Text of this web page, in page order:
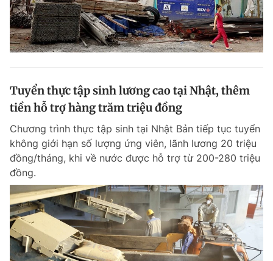
Sản phẩm khác
Tiện ích Bạn cần biết
Thông tin tòa soạn Liên hệ quảng cáo
Đọc Thanh Niên trên điện thoại
Theo dõi báo trên
Tuyển thực tập sinh lương cao tại Nhật, thêm
tiền hỗ trợ hàng trăm triệu đồng
Chương trình thực tập sinh tại Nhật Bản tiếp tục tuyển
không giới hạn số lượng ứng viên, lãnh lương 20 triệu
đồng/tháng, khi về nước được hỗ trợ từ 200-280 triệu
đồng.